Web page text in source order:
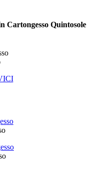
Cartongesso Quintosole